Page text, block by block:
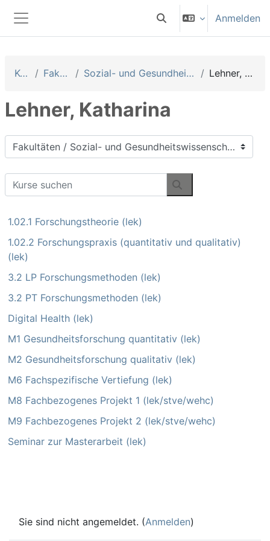
Website-Übersicht
Sucheingabe umschalten
Anmelden
Kurse Fakultäten Sozial- und Gesundheitswissenschaften Lehner, Katharina
Lehner, Katharina
Kursbereiche
Kurse suchen
Kurse suchen
1.02.1 Forschungstheorie (lek)
1.02.2 Forschungspraxis (quantitativ und qualitativ)
(lek)
3.2 LP Forschungsmethoden (lek)
3.2 PT Forschungsmethoden (lek)
Digital Health (lek)
M1 Gesundheitsforschung quantitativ (lek)
M2 Gesundheitsforschung qualitativ (lek)
M6 Fachspezifische Vertiefung (lek)
M8 Fachbezogenes Projekt 1 (lek/stve/wehc)
M9 Fachbezogenes Projekt 2 (lek/stve/wehc)
Seminar zur Masterarbeit (lek)
Sie sind nicht angemeldet. (Anmelden)